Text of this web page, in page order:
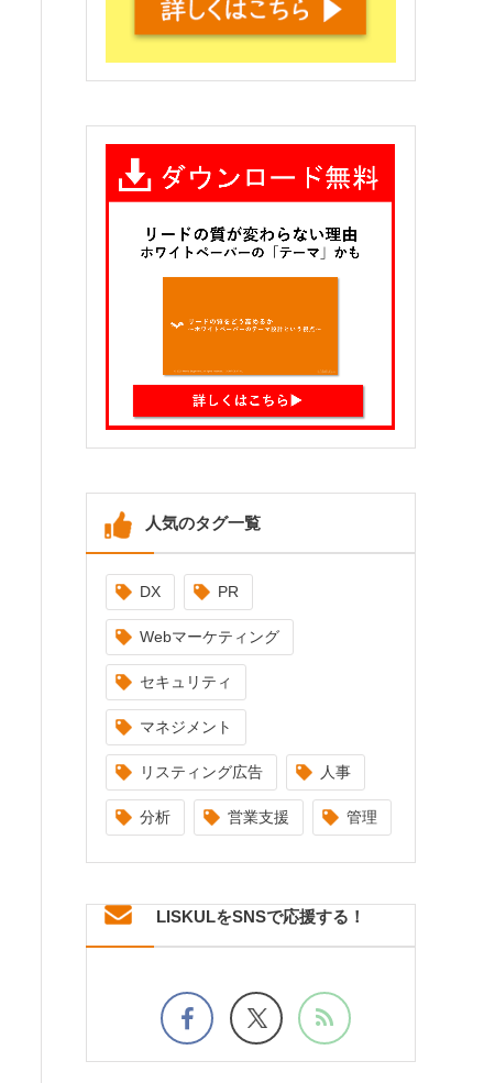
人気のタグ一覧
DX PR
Webマーケティング
セキュリティ
マネジメント
リスティング広告 人事
分析 営業支援 管理
LISKULをSNSで応援する！